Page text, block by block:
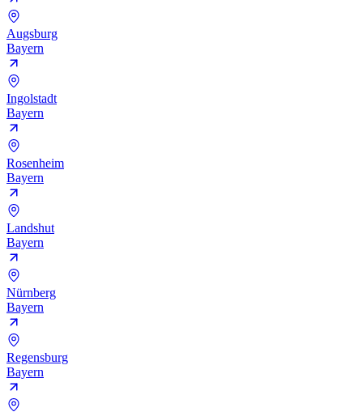
Augsburg
Bayern
Ingolstadt
Bayern
Rosenheim
Bayern
Landshut
Bayern
Nürnberg
Bayern
Regensburg
Bayern